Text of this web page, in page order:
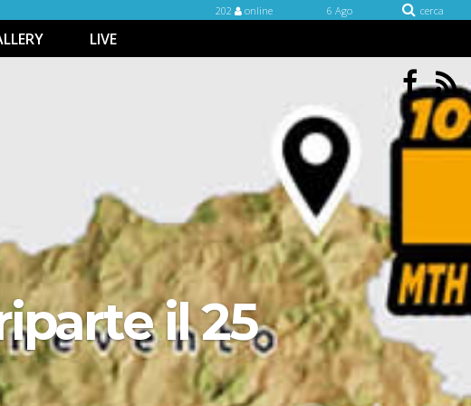
cerca
6 Ago
202 online
LIVE
il 25